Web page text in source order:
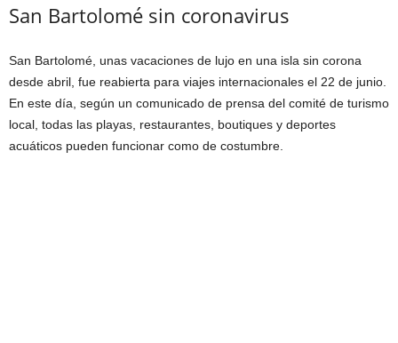
San Bartolomé sin coronavirus
San Bartolomé, unas vacaciones de lujo en una isla sin corona
desde abril, fue reabierta para viajes internacionales el 22 de junio.
En este día, según un comunicado de prensa del comité de turismo
local, todas las playas, restaurantes, boutiques y deportes
acuáticos pueden funcionar como de costumbre.